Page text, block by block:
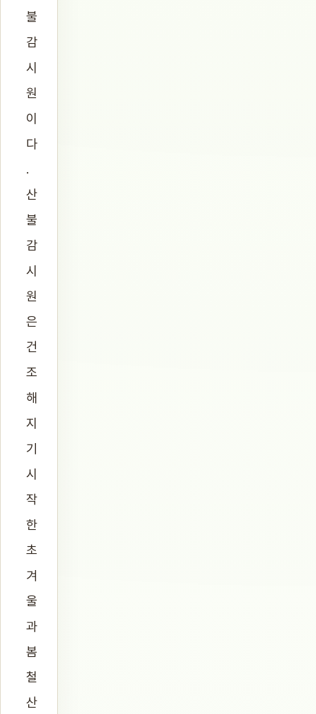
불
감
시
원
이
다
.
산
불
감
시
원
은
건
조
해
지
기
시
작
한
초
겨
울
과
봄
철
산